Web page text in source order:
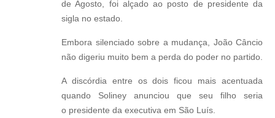
de Agosto, foi alçado ao posto de presidente da
sigla no estado.
Embora silenciado sobre a mudança, João Câncio
não digeriu muito bem a perda do poder no partido.
A discórdia entre os dois ficou mais acentuada
quando Soliney anunciou que seu filho seria
o presidente da executiva em São Luís.